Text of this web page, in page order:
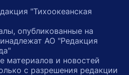
"Тихоокеанская
опубликованные на
АО "Редакция
материалов и новостей
с разрешения редакции